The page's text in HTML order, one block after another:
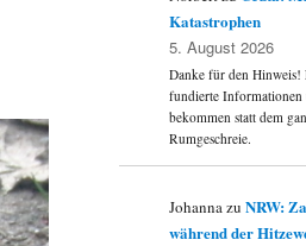
Katastrophen
5. August 2026
Danke für den Hinweis!
fundierte
bekommen statt dem
Rumgeschreie.
JohannazuNRW:
während der